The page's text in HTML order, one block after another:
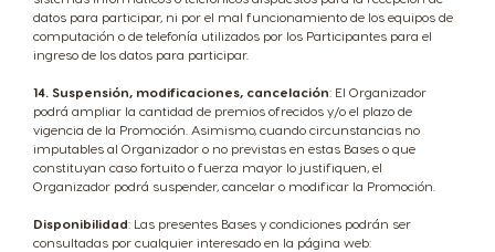
datos para participar, ni por el mal funcionamiento de los equipos de
computación o de telefonía utilizados por los Participantes para el
ingreso de los datos para participar.
14. Suspensión, modificaciones, cancelación: El Organizador
podrá ampliar la cantidad de premios ofrecidos y/o el plazo de
vigencia de la Promoción. Asimismo, cuando circunstancias no
imputables al Organizador o no previstas en estas Bases o que
constituyan caso fortuito o fuerza mayor lo justifiquen, el
Organizador podrá suspender, cancelar o modificar la Promoción.
Disponibilidad: Las presentes Bases y condiciones podrán ser
consultadas por cualquier interesado en la página web: